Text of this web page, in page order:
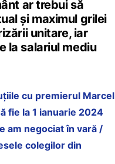
ar trebui să
și maximul grilei
unitare, iar
la salariul mediu
cu premierul Marcel
fie la 1 ianuarie 2024
am negociat în vară /
colegilor din